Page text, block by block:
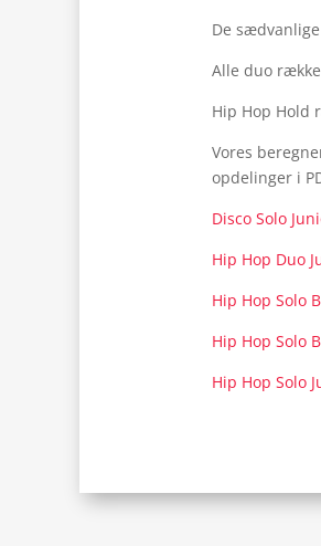
De
Alle duo
Hip Hop Hold
Vores
opdelinger i
Disco Solo
Hip Hop Duo
Hip Hop Solo
Hip Hop Solo
Hip Hop Solo